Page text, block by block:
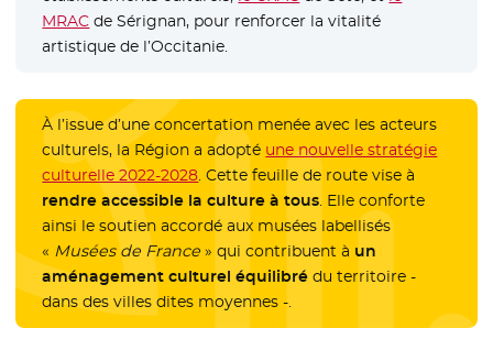
MRAC - Nouvelle fenêtre
de Sérignan, pour renforcer la vitalité
artistique de l’Occitanie.
À l’issue d’une concertation menée avec les acteurs
culturels, la Région a adopté une nouvelle stratégie
culturelle 2022-2028. Cette feuille de route vise à
rendre accessible la culture à tous. Elle conforte
ainsi le soutien accordé aux musées labellisés
« Musées de France » qui contribuent à un
aménagement culturel équilibré du territoire -
dans des villes dites moyennes -.